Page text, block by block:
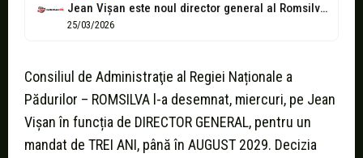
Jean Vișan este noul director general al Romsilva. Are mandat până în...
25/03/2026
Consiliul de Administraţie al Regiei Naționale a
Pădurilor – ROMSILVA l-a desemnat, miercuri, pe Jean
Vișan în funcția de DIRECTOR GENERAL, pentru un
mandat de TREI ANI, până în AUGUST 2029. Decizia